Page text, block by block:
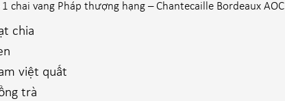
chai vang Pháp thượng hạng – Chantecaille Bordeaux AOC
chia
việt quất
trà